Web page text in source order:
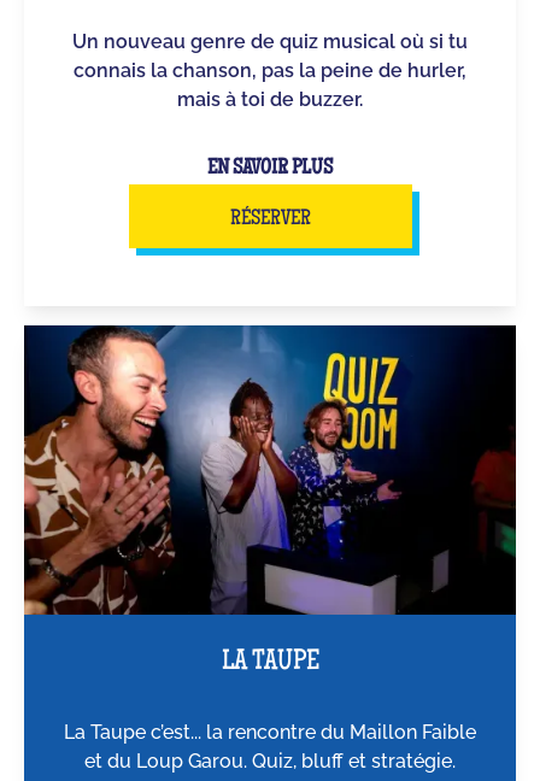
Un nouveau genre de quiz musical où si tu
connais la chanson, pas la peine de hurler,
mais à toi de buzzer.
EN SAVOIR PLUS
RÉSERVER
LA TAUPE
La Taupe c’est... la rencontre du Maillon Faible
et du Loup Garou. Quiz, bluff et stratégie.